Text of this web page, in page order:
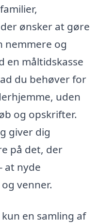
ønsker at gøre
nemmere og
en måltidskasse
du behøver for
uden
og opskrifter.
giver dig
på det, der
at nyde
venner.
en samling af